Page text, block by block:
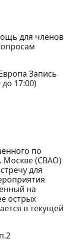
для членов
Запись
до 17:00)
по
Москве (СВАО)
для
на
острых
в текущей